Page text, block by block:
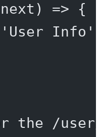
next ) => {
'User Info'
the /